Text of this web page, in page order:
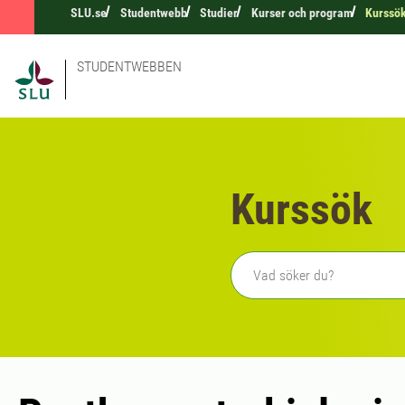
SLU.se Studentwebb Studier Kurser och program
STUDENTWEBBEN
Kurssök
Fritext sökning